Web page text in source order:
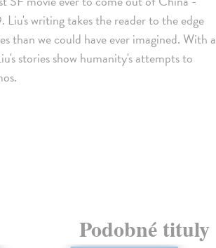
writing takes the reader to the edge
than we could have ever imagined. With a
stories show humanity's attempts to
Podobné tituly